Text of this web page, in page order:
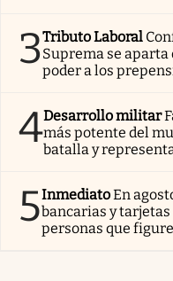
3Tributo Laboral
Suprema se aparta
poder a los
4Desarrollo militar
más potente del
batalla y
5InmediatoEn
bancarias y
personas que